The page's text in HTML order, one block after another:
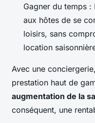
Gagner du temps
aux hôtes de se
loisirs, sans
location
Avec une
prestation haut de
augmentation de la
conséquent, une